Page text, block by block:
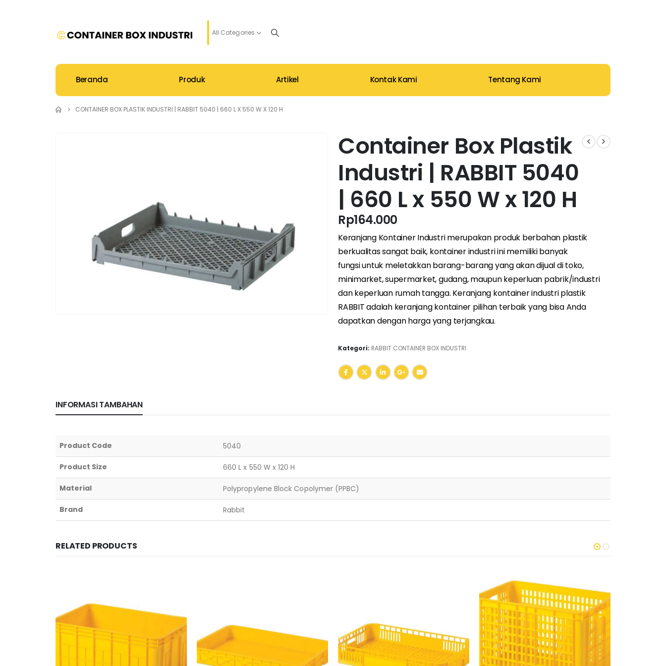
All Categories
Beranda Produk Artikel Kontak Kami Tentang Kami
CONTAINER BOX PLASTIK INDUSTRI | RABBIT 5040 | 660 L X 550 W X 120 H
Container Box Plastik
Industri | RABBIT 5040
| 660 L x 550 W x 120 H
Rp164.000
Keranjang Kontainer Industri merupakan produk berbahan plastik
berkualitas sangat baik, kontainer industri ini memiliki banyak
fungsi untuk meletakkan barang-barang yang akan dijual di toko,
minimarket, supermarket, gudang, maupun keperluan pabrik/industri
dan keperluan rumah tangga. Keranjang kontainer industri plastik
RABBIT adalah keranjang kontainer pilihan terbaik yang bisa Anda
dapatkan dengan harga yang terjangkau.
Kategori: RABBIT CONTAINER BOX INDUSTRI
INFORMASI TAMBAHAN
Product Code 5040
Product Size 660 L x 550 W x 120 H
Material Polypropylene Block Copolymer (PPBC)
Brand Rabbit
RELATED PRODUCTS